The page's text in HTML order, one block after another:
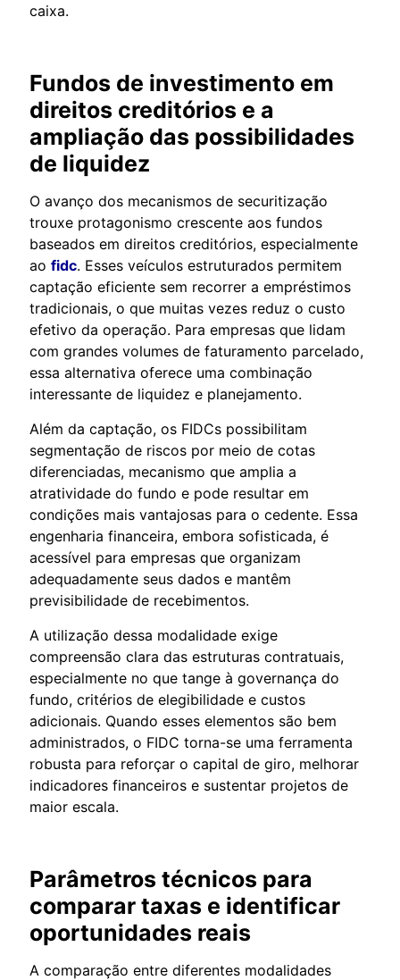
caixa.
Fundos de investimento em
direitos creditórios e a
ampliação das possibilidades
de liquidez
O avanço dos mecanismos de securitização
trouxe protagonismo crescente aos fundos
baseados em direitos creditórios, especialmente
ao fidc. Esses veículos estruturados permitem
captação eficiente sem recorrer a empréstimos
tradicionais, o que muitas vezes reduz o custo
efetivo da operação. Para empresas que lidam
com grandes volumes de faturamento parcelado,
essa alternativa oferece uma combinação
interessante de liquidez e planejamento.
Além da captação, os FIDCs possibilitam
segmentação de riscos por meio de cotas
diferenciadas, mecanismo que amplia a
atratividade do fundo e pode resultar em
condições mais vantajosas para o cedente. Essa
engenharia financeira, embora sofisticada, é
acessível para empresas que organizam
adequadamente seus dados e mantêm
previsibilidade de recebimentos.
A utilização dessa modalidade exige
compreensão clara das estruturas contratuais,
especialmente no que tange à governança do
fundo, critérios de elegibilidade e custos
adicionais. Quando esses elementos são bem
administrados, o FIDC torna-se uma ferramenta
robusta para reforçar o capital de giro, melhorar
indicadores financeiros e sustentar projetos de
maior escala.
Parâmetros técnicos para
comparar taxas e identificar
oportunidades reais
A comparação entre diferentes modalidades